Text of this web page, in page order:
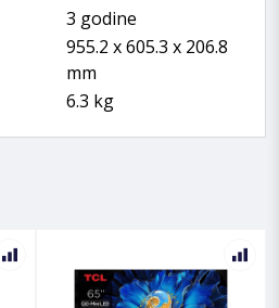
3 godine
955.2 x 605.3 x 206.8
mm
6.3 kg